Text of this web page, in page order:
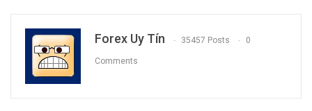
Forex Uy Tín 35457 Posts 0
Comments